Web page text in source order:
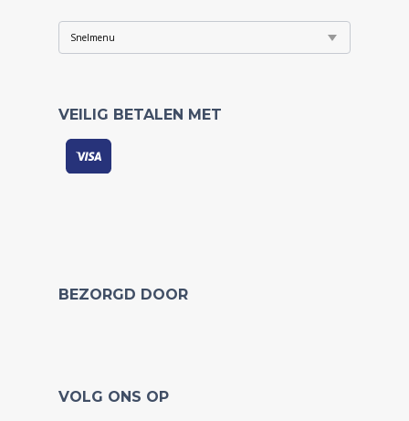
VEILIG BETALEN MET
BEZORGD DOOR
VOLG ONS OP